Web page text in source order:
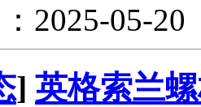
2025-05-
] 英格索兰